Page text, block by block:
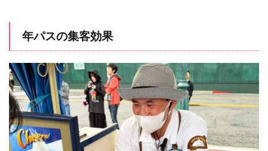
年パスの集客効果